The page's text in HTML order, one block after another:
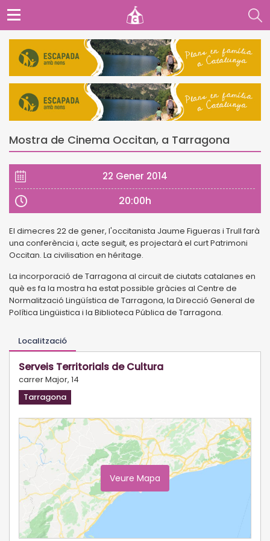
Mostra de Cinema Occitan, a Tarragona
22 Gener 2014
20:00h
El dimecres 22 de gener, l'occitanista Jaume Figueras i Trull farà
una conferència i, acte seguit, es projectarà el curt Patrimoni
Occitan. La civilisation en héritage.
La incorporació de Tarragona al circuit de ciutats catalanes en
què es fa la mostra ha estat possible gràcies al Centre de
Normalització Lingüística de Tarragona, la Direcció General de
Política Lingüistica i la Biblioteca Pública de Tarragona.
Localització
Serveis Territorials de Cultura
carrer Major, 14
Tarragona
Veure Mapa